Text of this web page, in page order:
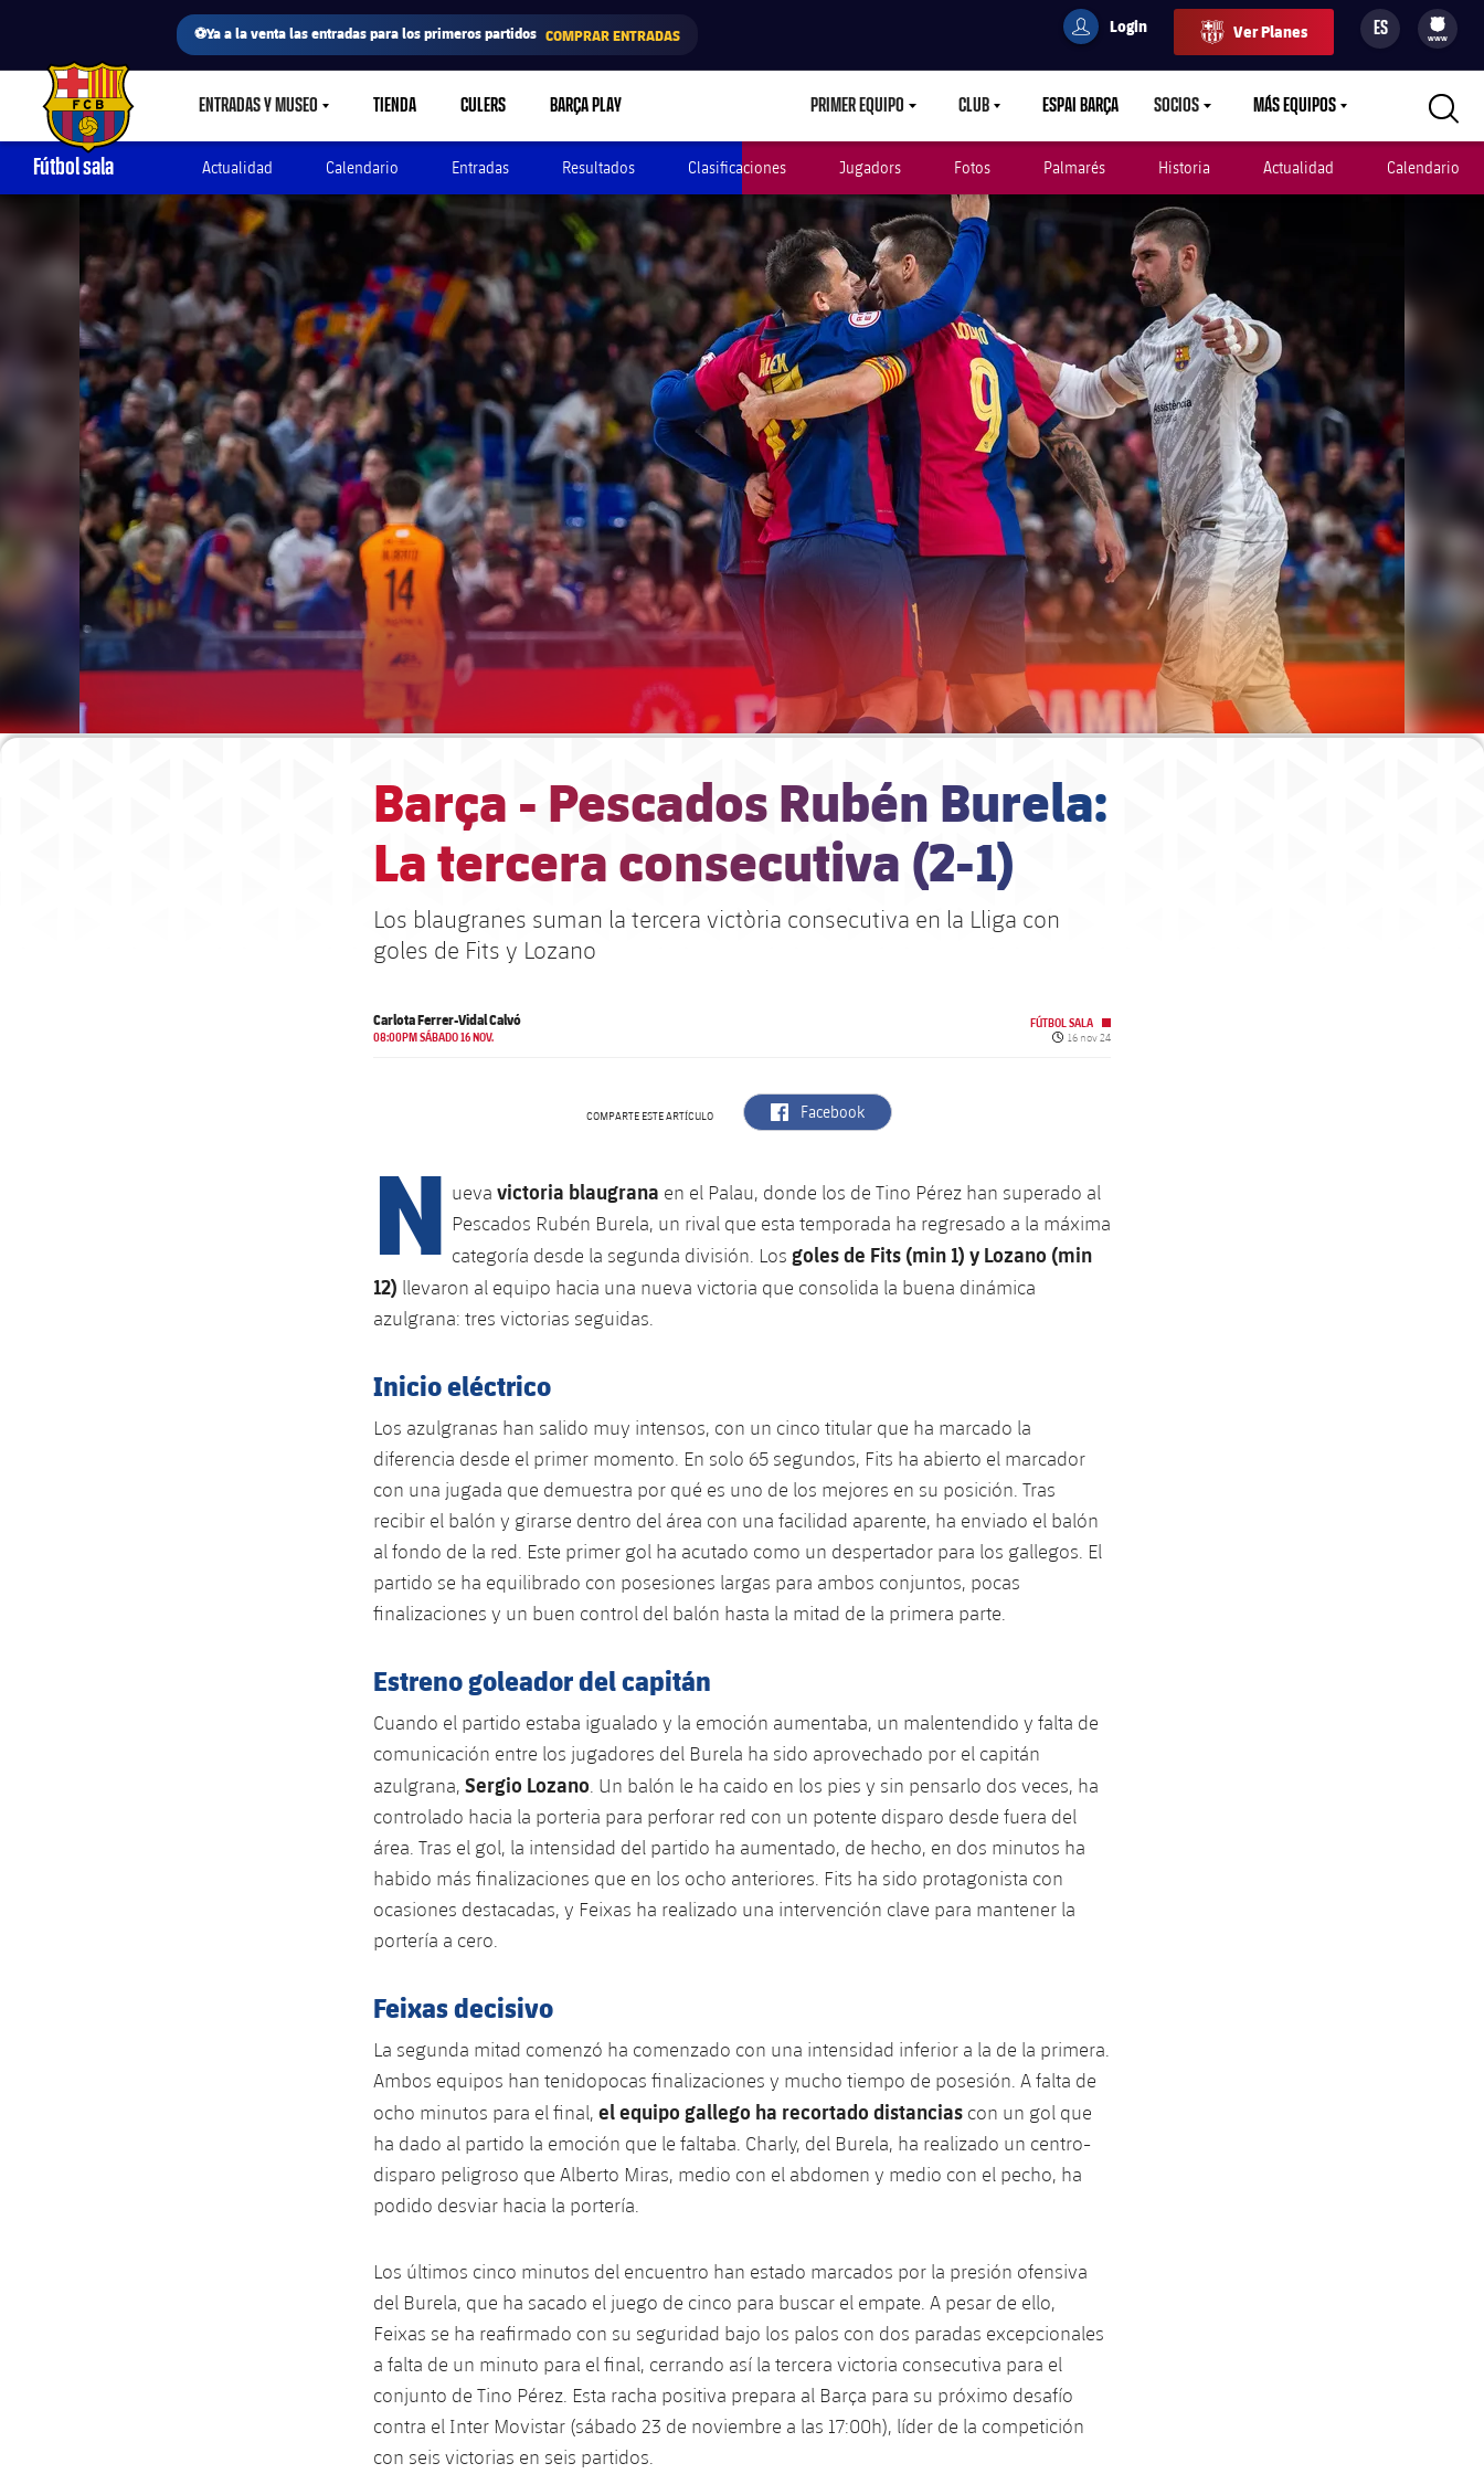
⚽Ya a la venta las entradas para los primeros partidos COMPRAR ENTRADAS userCulers
Login Ver Planes ES
filled-badge
www
FC Barcelona club badge ENTRADAS Y MUSEOLABEL.SHARE.CARETDOWN
TIENDA CULERS BARÇA PLAY PRIMER EQUIPOLABEL.ARIA.CARETDOWN
CLUBLABEL.ARIA.CARETDOWN
ESPAI BARÇA SOCIOSLABEL.ARIA.CARETDOWN
MÁS EQUIPOSLABEL.ARIA.CARETDOWN
Fútbol sala Actualidad Calendario Entradas Resultados Clasificaciones Jugadors Fotos Palmarés Historia Actualidad Calendario
Barça - Pescados Rubén Burela:
La tercera consecutiva (2-1)
Los blaugranes suman la tercera victòria consecutiva en la Lliga con
goles de Fits y Lozano
Carlota Ferrer-Vidal Calvó
08:00PM SÁBADO 16 NOV.
FÚTBOL SALA
Fecha de publicación
16 nov 24
COMPARTE ESTE ARTÍCULO label.aria.facebook
Facebook
N ueva victoria blaugrana en el Palau, donde los de Tino Pérez han superado al
Pescados Rubén Burela, un rival que esta temporada ha regresado a la máxima
categoría desde la segunda división. Los goles de Fits (min 1) y Lozano (min
12) llevaron al equipo hacia una nueva victoria que consolida la buena dinámica
azulgrana: tres victorias seguidas.
Inicio eléctrico
Los azulgranas han salido muy intensos, con un cinco titular que ha marcado la
diferencia desde el primer momento. En solo 65 segundos, Fits ha abierto el marcador
con una jugada que demuestra por qué es uno de los mejores en su posición. Tras
recibir el balón y girarse dentro del área con una facilidad aparente, ha enviado el balón
al fondo de la red. Este primer gol ha acutado como un despertador para los gallegos. El
partido se ha equilibrado con posesiones largas para ambos conjuntos, pocas
finalizaciones y un buen control del balón hasta la mitad de la primera parte.
Estreno goleador del capitán
Cuando el partido estaba igualado y la emoción aumentaba, un malentendido y falta de
comunicación entre los jugadores del Burela ha sido aprovechado por el capitán
azulgrana, Sergio Lozano. Un balón le ha caido en los pies y sin pensarlo dos veces, ha
controlado hacia la porteria para perforar red con un potente disparo desde fuera del
área. Tras el gol, la intensidad del partido ha aumentado, de hecho, en dos minutos ha
habido más finalizaciones que en los ocho anteriores. Fits ha sido protagonista con
ocasiones destacadas, y Feixas ha realizado una intervención clave para mantener la
portería a cero.
Feixas decisivo
La segunda mitad comenzó ha comenzado con una intensidad inferior a la de la primera.
Ambos equipos han tenidopocas finalizaciones y mucho tiempo de posesión. A falta de
ocho minutos para el final, el equipo gallego ha recortado distancias con un gol que
ha dado al partido la emoción que le faltaba. Charly, del Burela, ha realizado un centro-
disparo peligroso que Alberto Miras, medio con el abdomen y medio con el pecho, ha
podido desviar hacia la portería.
Los últimos cinco minutos del encuentro han estado marcados por la presión ofensiva
del Burela, que ha sacado el juego de cinco para buscar el empate. A pesar de ello,
Feixas se ha reafirmado con su seguridad bajo los palos con dos paradas excepcionales
a falta de un minuto para el final, cerrando así la tercera victoria consecutiva para el
conjunto de Tino Pérez. Esta racha positiva prepara al Barça para su próximo desafío
contra el Inter Movistar (sábado 23 de noviembre a las 17:00h), líder de la competición
con seis victorias en seis partidos.